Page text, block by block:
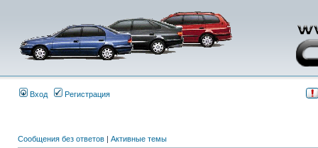
Вход Регистрация
Сообщения без ответов | Активные темы